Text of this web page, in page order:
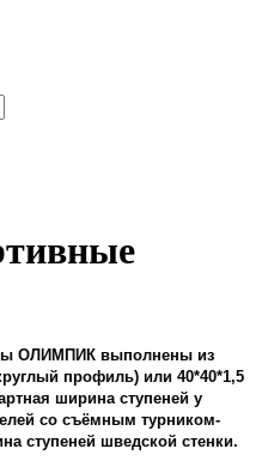
ОЛИМПИК выполнены из
профиль) или 40*40*1,5
ширина ступеней у
со съёмным турником-
ступеней шведской стенки.